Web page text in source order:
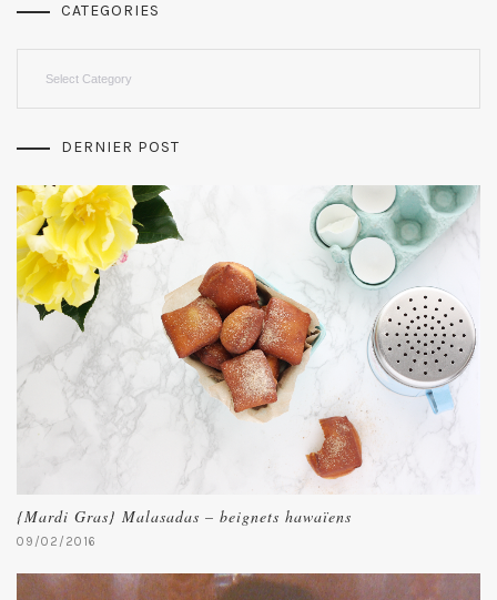
CATEGORIES
DERNIER POST
{Mardi Gras} Malasadas – beignets hawaïens
09/02/2016